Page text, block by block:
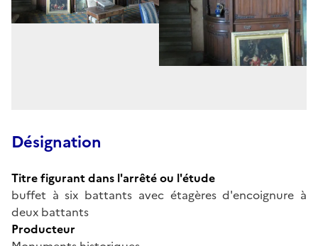
Désignation
Titre figurant dans l'arrêté ou l'étude
buffet à six battants avec étagères d'encoignure à
deux battants
Producteur